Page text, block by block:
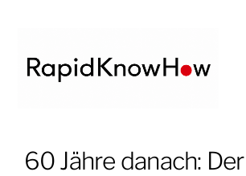
60 Jähre danach: